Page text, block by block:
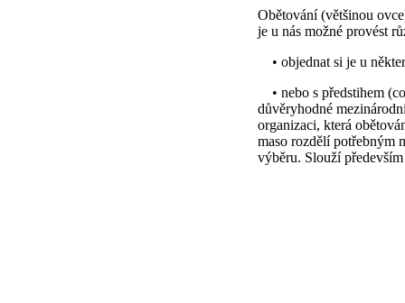
Obětování (většinou
je u nás možné provést
• objednat si je u
• nebo s předstihem
důvěryhodné
organizaci, která
maso rozdělí potřebným
výběru. Slouží